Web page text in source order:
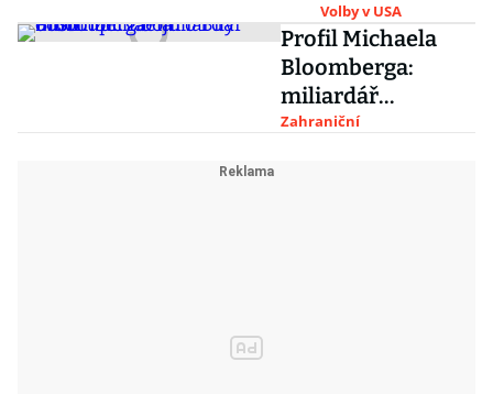
vyzyvatelé a
jak se vyznat
ve složitém
systému
hlasování
Volby v USA
Profil Michaela
Bloomberga:
miliardář
odstoupil z bojů o
Zahraniční